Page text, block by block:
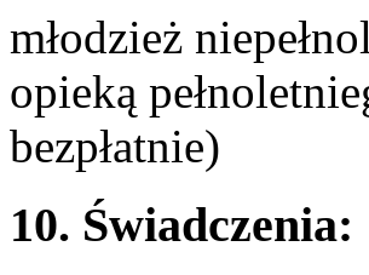
młodzież
opieką
bezpłatnie)
10. Świadczenia: